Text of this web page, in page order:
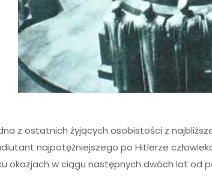
z ostatnich żyjących osobistości z
najpotężniejszego po Hitlerze
okazjach w ciągu następnych dwóch lat od